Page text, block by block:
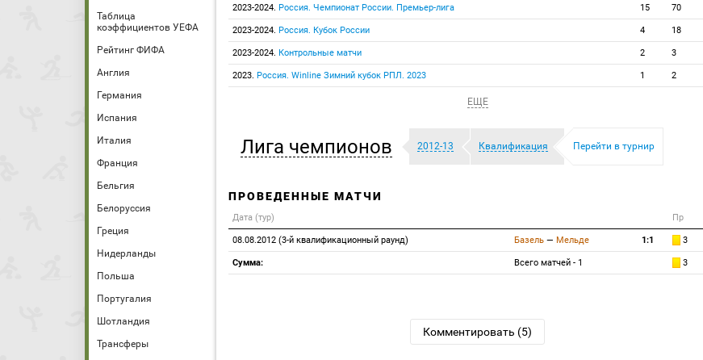
Таблица
коэффициентов УЕФА
Рейтинг ФИФА
Англия
Германия
Испания
Италия
Франция
Бельгия
Белоруссия
Греция
Нидерланды
Польша
Португалия
Шотландия
Трансферы
2023-2024. Россия. Чемпионат России. Премьер-лига 15 70
2023-2024. Россия. Кубок России 4 18
2023-2024. Контрольные матчи 2 3
2023. Россия. Winline Зимний кубок РПЛ. 2023 1 2
ЕЩЕ
Лига чемпионов 2012-13 Квалификация Перейти в турнир
ПРОВЕДЕННЫЕ МАТЧИ
Дата (тур) Пр
08.08.2012 (3-й квалификационный раунд) Базель — Мельде 1:1 3
Сумма: Всего матчей - 1 3
Комментировать (5)